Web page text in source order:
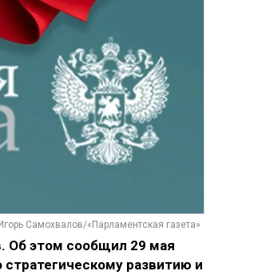
Самохвалов/«Парламентская газета»
Об этом сообщил 29 мая
стратегическому развитию и